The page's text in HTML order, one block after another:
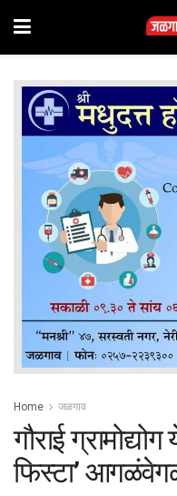
Home जळगाव
गौराई
फिस्टा’